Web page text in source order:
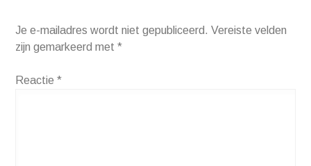
Je e-mailadres wordt niet gepubliceerd. Vereiste velden
zijn gemarkeerd met*
Reactie*